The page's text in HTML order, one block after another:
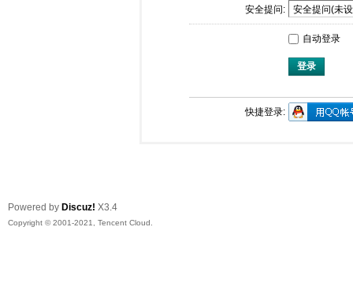
安全提问:
自动登录
登录
快捷登录:
Powered by Discuz! X3.4
Copyright © 2001-2021, Tencent Cloud.